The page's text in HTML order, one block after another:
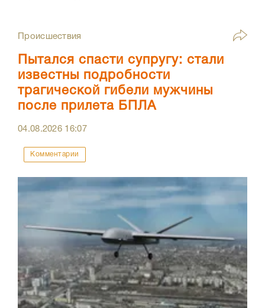
Происшествия
Пытался спасти супругу: стали
известны подробности
трагической гибели мужчины
после прилета БПЛА
04.08.2026 16:07
Комментарии